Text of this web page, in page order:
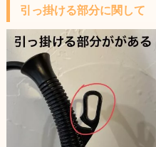
引っ掛ける部分に関して